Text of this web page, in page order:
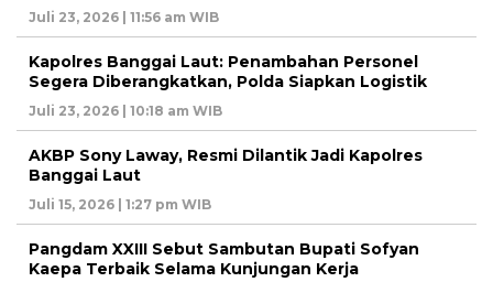
Juli 23, 2026 | 11:56 am WIB
Kapolres Banggai Laut: Penambahan Personel
Segera Diberangkatkan, Polda Siapkan Logistik
Juli 23, 2026 | 10:18 am WIB
AKBP Sony Laway, Resmi Dilantik Jadi Kapolres
Banggai Laut
Juli 15, 2026 | 1:27 pm WIB
Pangdam XXIII Sebut Sambutan Bupati Sofyan
Kaepa Terbaik Selama Kunjungan Kerja